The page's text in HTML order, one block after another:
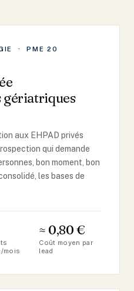
· PME 20
gériatriques
aux EHPAD privés
qui demande
bon moment, bon
les bases de
mois
≈ 0,80 €
Coût moyen par
lead